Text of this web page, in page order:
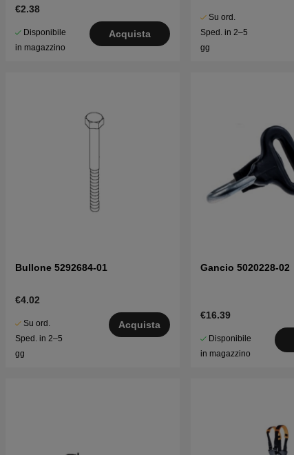
€2.38
Disponibile
in magazzino
Acquista
Su ord.
Sped. in 2–5
gg
Bullone 5292684-01
€4.02
Su ord.
Sped. in 2–5
gg
Acquista
Gancio 5020228-02
€16.39
Disponibile
in magazzino